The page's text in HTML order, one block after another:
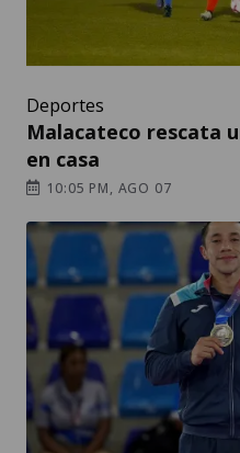
Deportes
Malacateco rescata
en casa
10:05 PM, AGO 07